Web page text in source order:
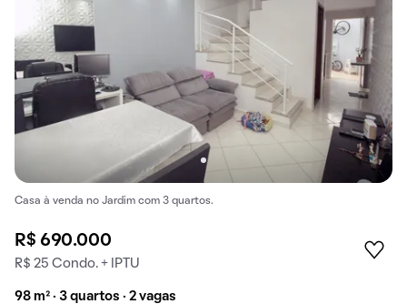
Casa à venda no Jardim com 3 quartos.
R$ 690.000
R$ 25 Condo. + IPTU
98 m² · 3 quartos · 2 vagas